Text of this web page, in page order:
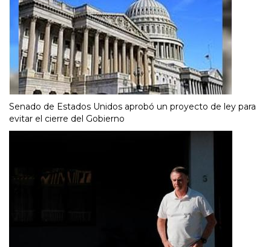
Senado de Estados Unidos aprobó un proyecto de ley para
evitar el cierre del Gobierno